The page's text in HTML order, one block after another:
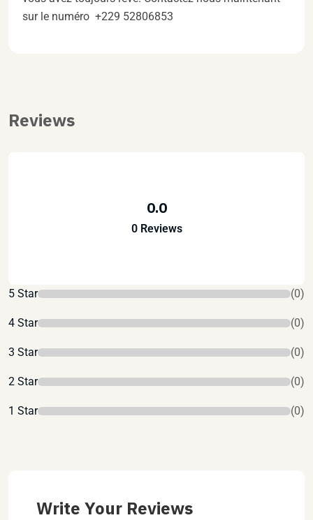
sur le numéro +229 52806853
Reviews
0.0
0 Reviews
5 Star (0)
4 Star (0)
3 Star (0)
2 Star (0)
1 Star (0)
Write Your Reviews